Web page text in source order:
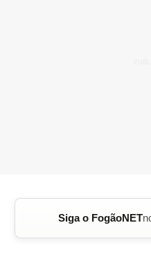
Siga o FogãoNET